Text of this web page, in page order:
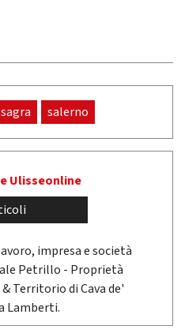
sagra salerno
Ulisseonline
impresa e società
Petrillo - Proprietà
Territorio di Cava de'
Lamberti.